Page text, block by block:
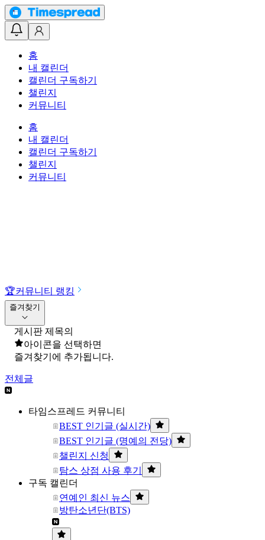
홈
내 캘린더
캘린더 구독하기
챌린지
커뮤니티
홈
내 캘린더
캘린더 구독하기
챌린지
커뮤니티
🏆커뮤니티 랭킹
즐겨찾기
게시판 제목의
아이콘을 선택하면
즐겨찾기에 추가됩니다.
전체글
타임스프레드 커뮤니티
BEST 인기글 (실시간)
BEST 인기글 (명예의 전당)
챌린지 신청
탐스 상점 사용 후기
구독 캘린더
연예인 최신 뉴스
방탄소년단(BTS)